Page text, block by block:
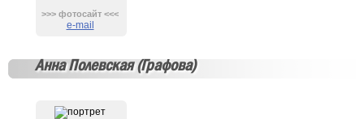
>>> фотосайт <<<
e-mail
Анна Полевская (Графова)